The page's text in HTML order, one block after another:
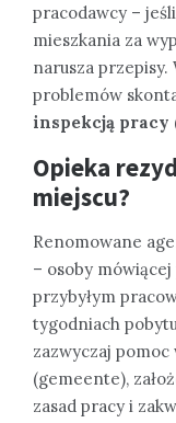
pracodawcy –
mieszkania za
narusza
problemów
inspekcją pracy
Opieka
miejscu?
Renomowane
– osoby
przybyłym
tygodniach
zazwyczaj
(gemeente),
zasad pracy i